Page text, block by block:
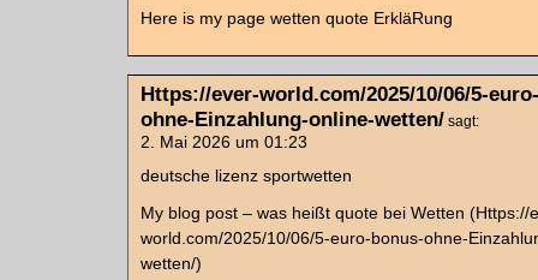
Here is my page wetten quote ErkläRung
Https://ever-world.com/2025/10/06/5-
ohne-Einzahlung-online-wetten/ sagt:
2. Mai 2026 um 01:23
deutsche lizenz sportwetten
My blog post – was heißt quote bei Wetten (Https://
world.com/2025/10/06/5-euro-bonus-ohne-
wetten/)